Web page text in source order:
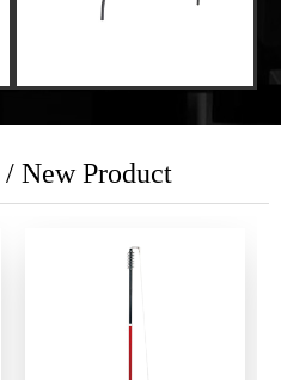
New Product